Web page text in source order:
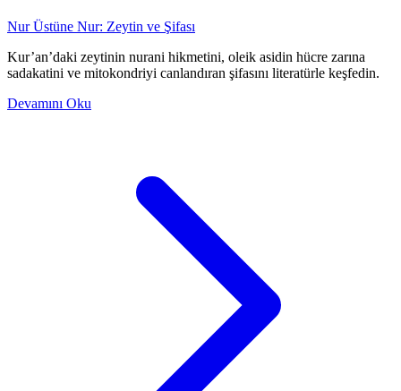
Nur Üstüne Nur: Zeytin ve Şifası
Kur’an’daki zeytinin nurani hikmetini, oleik asidin hücre zarına
sadakatini ve mitokondriyi canlandıran şifasını literatürle keşfedin.
Devamını Oku